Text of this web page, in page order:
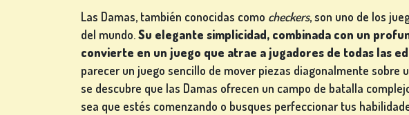
Las Damas, también conocidas como checkers, son uno de los
del mundo.Su elegante simplicidad, combinada con un
convierte en un juego que atrae a jugadores de todas las
parecer un juego sencillo de mover piezas diagonalmente sobre
se descubre que las Damas ofrecen un campo de batalla
sea que estés comenzando o busques perfeccionar tus